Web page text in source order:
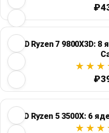
AMD Ryzen 7 9800X3D:
AMD Ryzen 5 3500X: 6